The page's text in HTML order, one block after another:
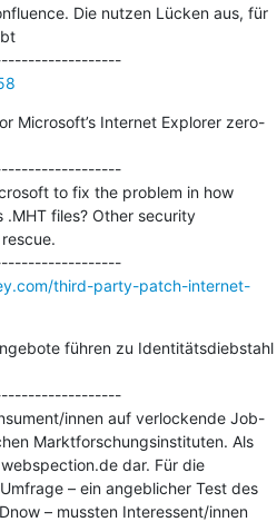
Die nutzen Lücken aus, für
---------------------------------------------
Microsoft’s Internet Explorer zero-
to fix the problem in how
.MHT files? Other security
---------------------------------------------
third-party-patch-internet-
führen zu Identitätsdiebstahl
innen auf verlockende Job-
Marktforschungsinstituten. Als
dar. Für die
– ein angeblicher Test des
– mussten Interessent/innen